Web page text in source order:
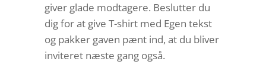
giver glade modtagere. Beslutter du
dig for at give T-shirt med Egen tekst
og pakker gaven pænt ind, at du bliver
inviteret næste gang også.